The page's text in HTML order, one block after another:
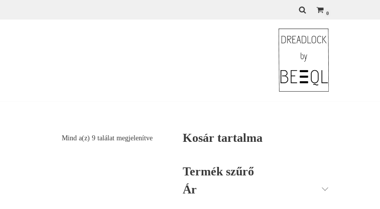
0
Mind a(z) 9 találat megjelenítve Kosár tartalma
Termék szűrő
Ár